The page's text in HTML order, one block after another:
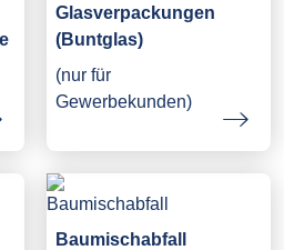
Glasverpackungen
(Buntglas)
(nur für
Gewerbekunden)
Baumischabfall